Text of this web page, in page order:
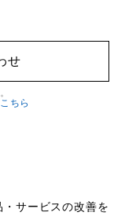
せ
こちら
サービスの改善を